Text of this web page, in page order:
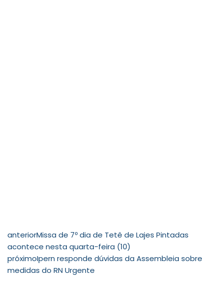
anteriorMissa de 7º dia de Tetê de Lajes Pintadas
acontece nesta quarta-feira (10)
próximoIpern responde dúvidas da Assembleia sobre
medidas do RN Urgente